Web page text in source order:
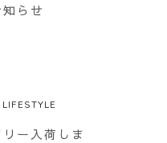
らせ
LIFESTYLE
ー入荷しま